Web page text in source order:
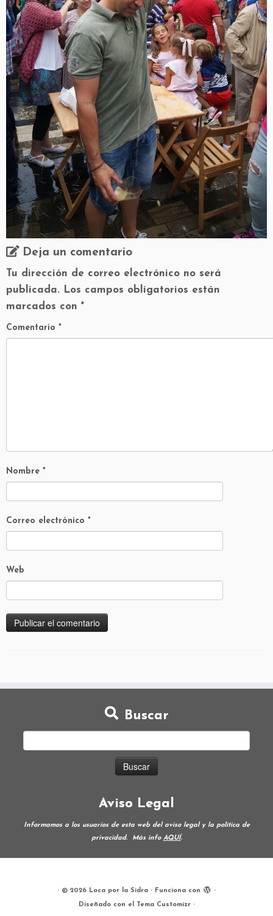
Deja un comentario
Tu dirección de correo electrónico no será
publicada. Los campos obligatorios están
marcados con *
Comentario *
Nombre *
Correo electrónico *
Web
Buscar
Aviso Legal
Informamos a los usuarios de esta web del aviso legal y la política de
privacidad.
Más info AQUÍ.
· © 2026 Loca por la Sidra · Funciona con ·
Diseñado con el Tema Customizr·